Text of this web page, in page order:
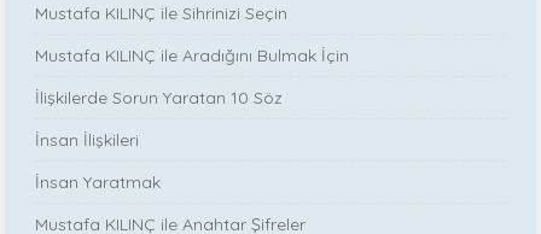
Mustafa KILINÇ ile Sihrinizi Seçin
Mustafa KILINÇ ile Aradığını Bulmak İçin
İlişkilerde Sorun Yaratan 10 Söz
İnsan İlişkileri
İnsan Yaratmak
Mustafa KILINÇ ile Anahtar Şifreler